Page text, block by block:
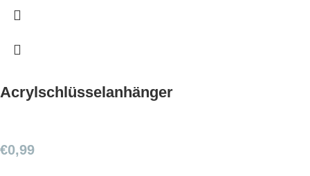
Acrylschlüsselanhänger
€0,99